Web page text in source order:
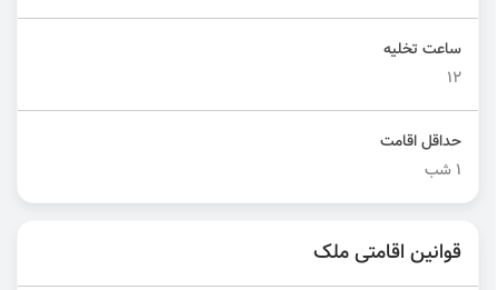
ساعت تخلیه
12
حداقل اقامت
1 شب
قوانین اقامتی ملک